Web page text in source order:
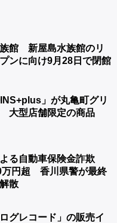
館 新屋島水族館のリ
ンに向け9月28日で閉館
」が丸亀町グリ
大型店舗限定の商品
る自動車保険金詐欺
万円超 香川県警が最終
散
グレコード」の販売イ